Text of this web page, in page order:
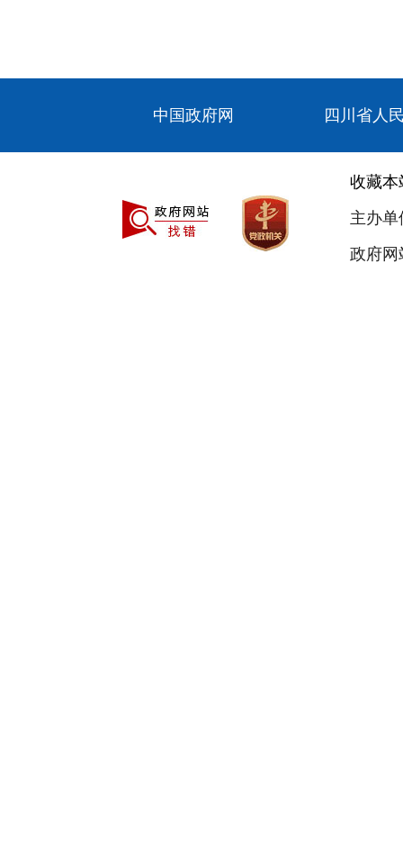
中国政府网 四川省人
收藏本
主办
政府网